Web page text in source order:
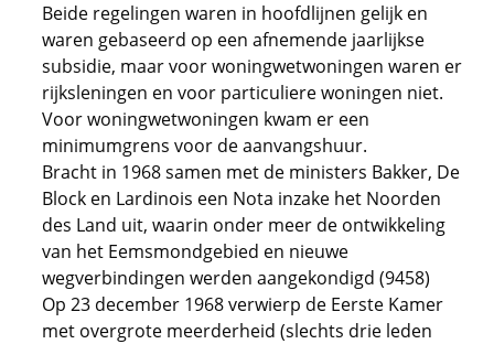
Beide regelingen waren in hoofdlijnen gelijk en
waren gebaseerd op een afnemende jaarlijkse
subsidie, maar voor woningwetwoningen waren er
rijksleningen en voor particuliere woningen niet.
Voor woningwetwoningen kwam er een
minimumgrens voor de aanvangshuur.
Bracht in 1968 samen met de ministers Bakker, De
Block en Lardinois een Nota inzake het Noorden
des Land uit, waarin onder meer de ontwikkeling
van het Eemsmondgebied en nieuwe
wegverbindingen werden aangekondigd (9458)
Op 23 december 1968 verwierp de Eerste Kamer
met overgrote meerderheid (slechts drie leden